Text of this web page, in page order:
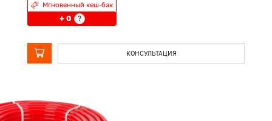
Мгновенный кеш-бэк
+ 0 ?
КОНСУЛЬТАЦИЯ